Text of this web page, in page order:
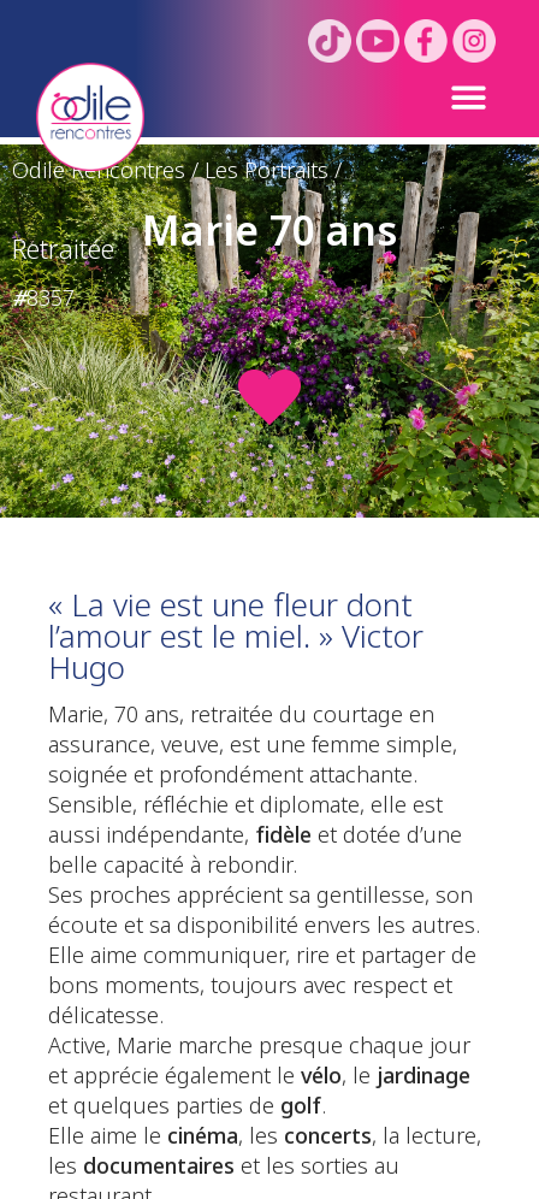
Odile Rencontres/Les Portraits/
Marie 70 ans
Retraitée
#8357
« La vie est une fleur dont
l’amour est le miel. » Victor
Hugo
Marie, 70 ans, retraitée du courtage en
assurance, veuve, est une femme simple,
soignée et profondément attachante.
Sensible, réfléchie et diplomate, elle est
aussi indépendante, fidèle et dotée d’une
belle capacité à rebondir.
Ses proches apprécient sa gentillesse, son
écoute et sa disponibilité envers les autres.
Elle aime communiquer, rire et partager de
bons moments, toujours avec respect et
délicatesse.
Active, Marie marche presque chaque jour
et apprécie également le vélo, le jardinage
et quelques parties de golf.
Elle aime le cinéma, les concerts, la lecture,
les documentaires et les sorties au